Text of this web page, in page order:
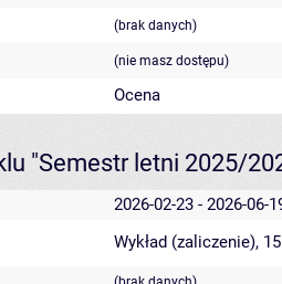
(brak danych)
(nie masz dostępu)
Ocena
"Semestr letni 2025/
2026-02-23 - 2026-06-
Wykład (zaliczenie),